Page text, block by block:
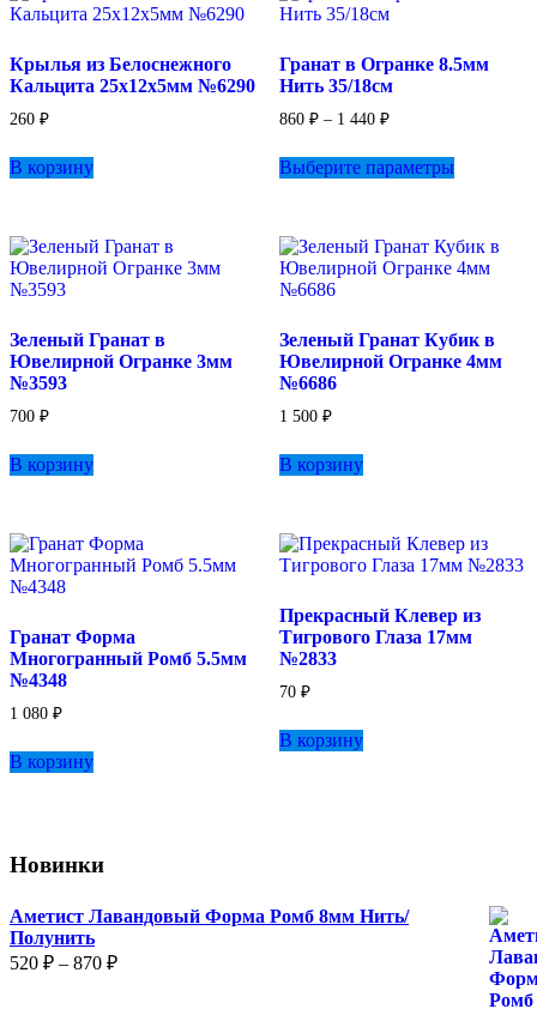
на
товара.
Крылья из Белоснежного
Кальцита 25х12х5мм №6290
260 ₽
В корзину
Гранат в Огранке 8.5мм
Нить 35/18см
860 ₽ – 1 440 ₽Диапазон
860 ₽
–
Выберите параметрытовар
Опции
можно
странице
товара.
Зеленый Гранат в
Ювелирной Огранке 3мм
№3593
700 ₽
В корзину
Зеленый Гранат Кубик в
Ювелирной Огранке 4мм
№6686
1 500 ₽
В корзину
Гранат Форма
Многогранный Ромб 5.5мм
№4348
1 080 ₽
В корзину
Прекрасный Клевер из
Тигрового Глаза 17мм
№2833
70 ₽
В корзину
Новинки
Аметист Лавандовый Форма Ромб 8мм Нить/
Полунить
520 ₽ – 870 ₽Диапазон